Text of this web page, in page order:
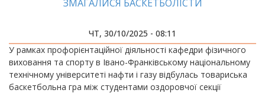
ЗМАГАЛИСЯ БАСКЕТБОЛІСТИ
ЧТ, 30/10/2025 - 08:11
У рамках профорієнтаційної діяльності кафедри фізичного
виховання та спорту в Івано-Франківському національному
технічному університеті нафти і газу відбулась товариська
баскетбольна гра між студентами оздоровчої секції